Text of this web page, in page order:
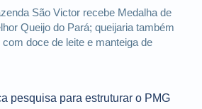
São Victor recebe Medalha de
Queijo do Pará; queijaria também
doce de leite e manteiga de